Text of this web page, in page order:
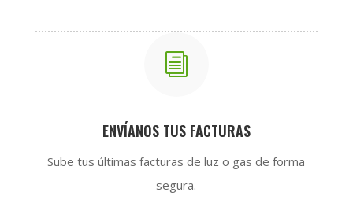
i
ENVÍANOS TUS FACTURAS
Sube tus últimas facturas de luz o gas de forma
segura.